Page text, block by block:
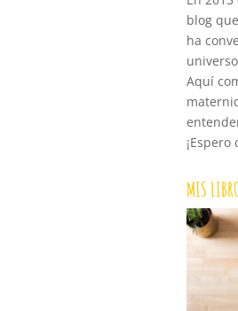
blog
ha
Aquí
MIS